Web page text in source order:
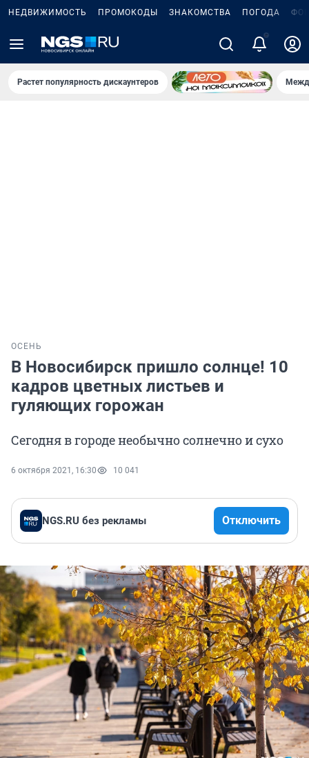
НЕДВИЖИМОСТЬ ПРОМОКОДЫ ЗНАКОМСТВА ПОГОДА
5
Растет популярность дискаунтеров
ОСЕНЬ
В Новосибирск пришло солнце! 10
кадров цветных листьев и
гуляющих горожан
Сегодня в городе необычно солнечно и сухо
6 октября 2021, 16:30 10 041
NGS.RU без рекламы Отключить